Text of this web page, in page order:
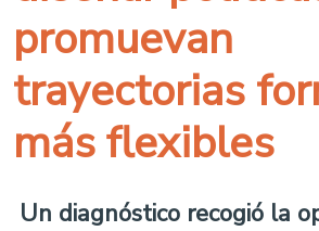
promuevan
trayectorias
más flexibles
Un diagnóstico recogió la